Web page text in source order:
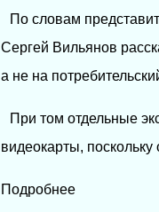
По словам
Сергей Вильянов
а не на
При том отдельные
видеокарты,
Подробнее